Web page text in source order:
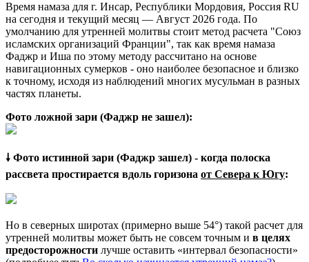
Время намаза для г. Инсар, Республики Мордовия, Россия RU
на сегодня и текущий месяц — Август 2026 года. По
умолчанию для утренней молитвы стоит метод расчета "Союз
исламских организаций Франции", так как время намаза
Фаджр и Иша по этому методу рассчитано на основе
навигационных сумерков - оно наиболее безопасное и близко
к точному, исходя из наблюдений многих мусульман в разных
частях планеты.
Фото ложной зари (Фаджр не зашел):
🠗 Фото истинной зари (Фаджр зашел) - когда полоска
рассвета простирается вдоль горизона от Севера к Югу:
Но в северных широтах (примерно выше 54°) такой расчет для
утренней молитвы может быть не совсем точным и в целях
предосторожности лучше оставить «интервал безопасности»